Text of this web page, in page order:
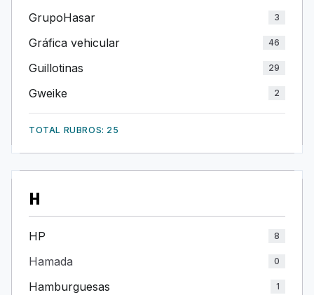
GrupoHasar 3
Gráfica vehicular 46
Guillotinas 29
Gweike 2
TOTAL RUBROS: 25
H
HP 8
Hamada 0
Hamburguesas 1